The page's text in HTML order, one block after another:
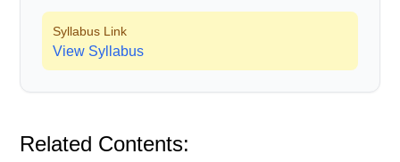
Syllabus Link
View Syllabus
Related Contents: